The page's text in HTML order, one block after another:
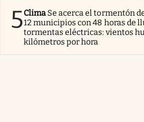
5Clima Se acerca el tormentón
12 municipios con 48 horas de
tormentas eléctricas: vientos
kilómetros por hora